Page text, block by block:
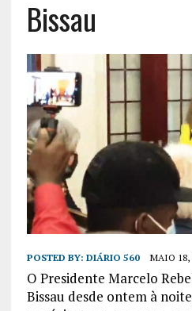
Bissau
POSTED BY: DIÁRIO 560 MAIO 18,
O Presidente Marcelo
Bissau desde ontem à